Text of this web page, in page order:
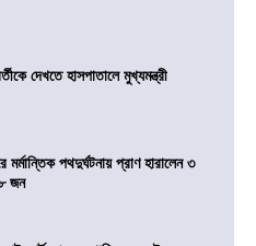
দেখতে হাসপাতালে মুখ্যমন্ত্রী
মর্মান্তিক পথদুর্ঘটনায় প্রাণ হারালেন ৩
জন